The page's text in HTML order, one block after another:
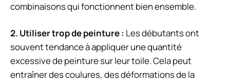
combinaisons qui fonctionnent bien ensemble.
2. Utiliser trop de peinture : Les débutants ont
souvent tendance à appliquer une quantité
excessive de peinture sur leur toile. Cela peut
entraîner des coulures, des déformations de la